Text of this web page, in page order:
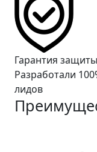
Гарантия защиты
Разработали
лидов